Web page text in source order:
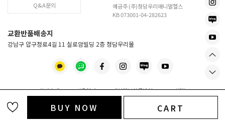
BUY NOW CART
Q&A문의
예금주 (주)청담우리애니멀헬스
KB 073001-04-282623
교환반품배송지
강남구 압구정로4길 11 실로암빌딩 2층 청담우리몰
회사소개 · 이용약관 · 개인정보취급방침 · PC버전
사업장 정보